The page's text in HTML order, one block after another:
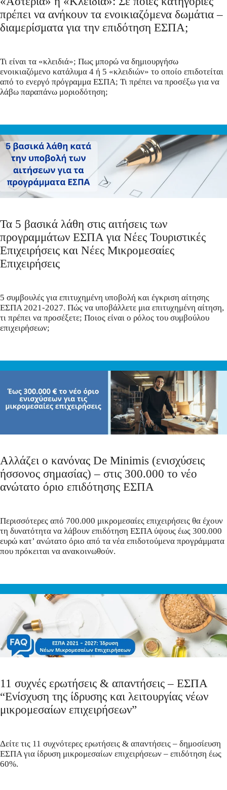
πρέπει να ανήκουν τα ενοικιαζόμενα δωμάτια –
διαμερίσματα για την επιδότηση ΕΣΠA;
Τι είναι τα «κλειδιά»; Πως μπορώ να δημιουργήσω
ενοικιαζόμενο κατάλυμα 4 ή 5 «κλειδιών» το οποίο επιδοτείται
από το ενεργό πρόγραμμα ΕΣΠΑ; Τι πρέπει να προσέξω για να
λάβω παραπάνω μοριοδότηση;
Τα 5 βασικά λάθη στις αιτήσεις των
προγραμμάτων ΕΣΠΑ για Νέες Τουριστικές
Επιχειρήσεις και Νέες Μικρομεσαίες
Επιχειρήσεις
5 συμβουλές για επιτυχημένη υποβολή και έγκριση αίτησης
ΕΣΠΑ 2021-2027. Πώς να υποβάλλετε μια επιτυχημένη αίτηση,
τι πρέπει να προσέξετε; Ποιος είναι ο ρόλος του συμβούλου
επιχειρήσεων;
Αλλάζει ο κανόνας De Minimis (ενισχύσεις
ήσσονος σημασίας) – στις 300.000 το νέο
ανώτατο όριο επιδότησης ΕΣΠΑ
Περισσότερες από 700.000 μικρομεσαίες επιχειρήσεις θα έχουν
τη δυνατότητα να λάβουν επιδότηση ΕΣΠΑ ύψους έως 300.000
ευρώ κατ’ ανώτατο όριο από τα νέα επιδοτούμενα προγράμματα
που πρόκειται να ανακοινωθούν.
11 συχνές ερωτήσεις & απαντήσεις – ΕΣΠΑ
“Ενίσχυση της ίδρυσης και λειτουργίας νέων
μικρομεσαίων επιχειρήσεων”
Δείτε τις 11 συχνότερες ερωτήσεις & απαντήσεις – δημοσίευση
ΕΣΠΑ για ίδρυση μικρομεσαίων επιχειρήσεων – επιδότηση έως
60%.